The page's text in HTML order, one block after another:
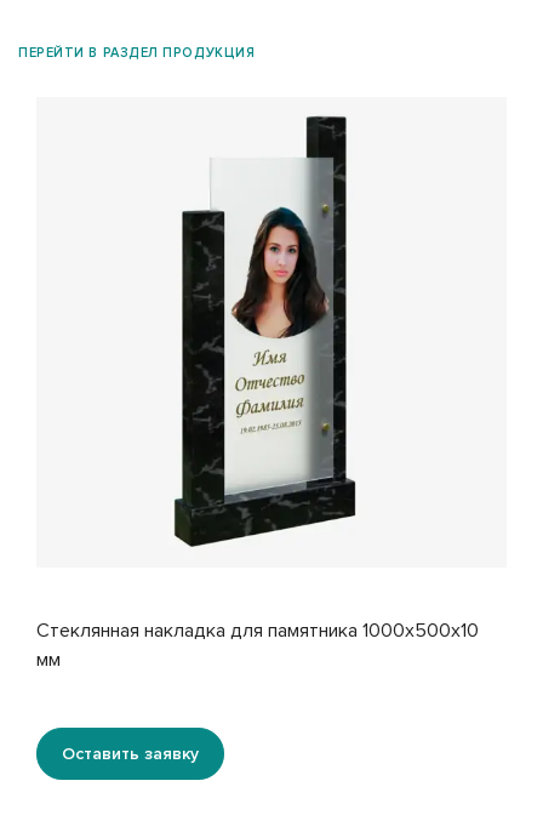
ПЕРЕЙТИ В РАЗДЕЛ ПРОДУКЦИЯ
Стеклянная накладка для памятника 1000x500x10
мм
Оставить заявку